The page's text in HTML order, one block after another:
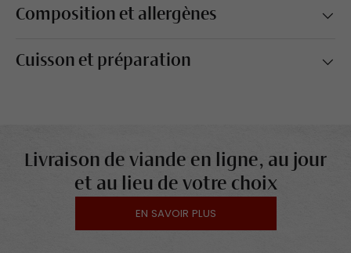
Composition et allergènes
Cuisson et préparation
Livraison de viande en ligne, au jour
et au lieu de votre choix
EN SAVOIR PLUS